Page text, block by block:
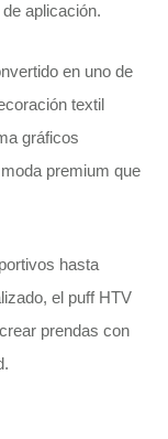
aplicación.
en uno de
textil
gráficos
premium que
hasta
el puff HTV
prendas con